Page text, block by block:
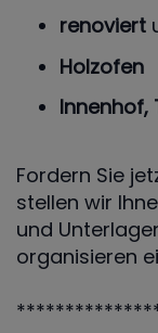
renoviert
Holzofen
Innenhof,
Fordern Sie
stellen wir
und
organisieren